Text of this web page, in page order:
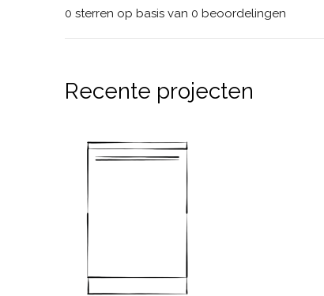
0 sterren op basis van 0 beoordelingen
Recente projecten